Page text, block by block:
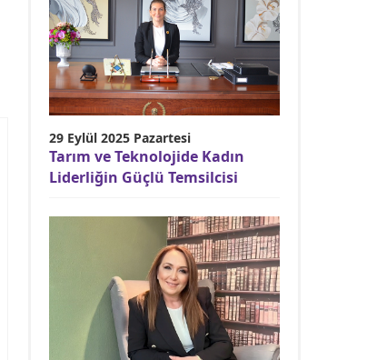
29 Eylül 2025 Pazartesi
Tarım ve Teknolojide Kadın
Liderliğin Güçlü Temsilcisi